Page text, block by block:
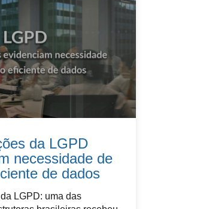
da LGPD
necessidade de
de dados
LGPD: uma das